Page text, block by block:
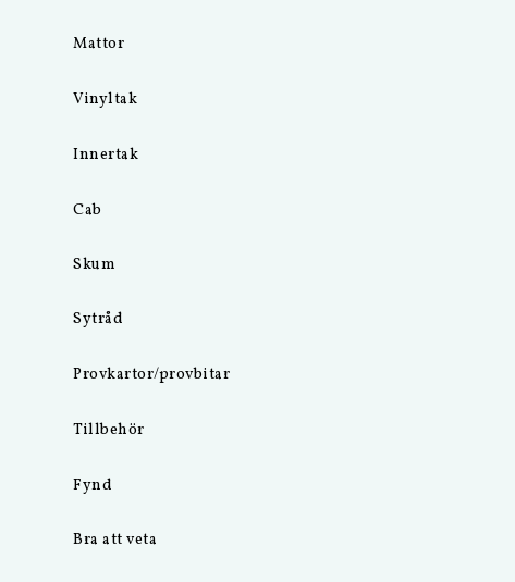
Mattor
Vinyltak
Innertak
Cab
Skum
Sytråd
Provkartor/provbitar
Tillbehör
Fynd
Bra att veta